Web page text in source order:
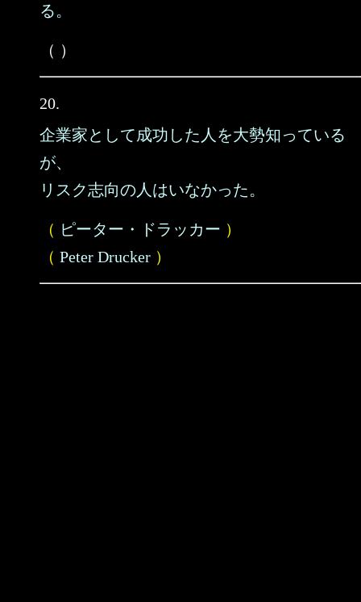
る。
（ ）
20.
企業家として成功した人を大勢知っている
が、
リスク志向の人はいなかった。
（ ピーター・ドラッカー ）
（ Peter Drucker ）